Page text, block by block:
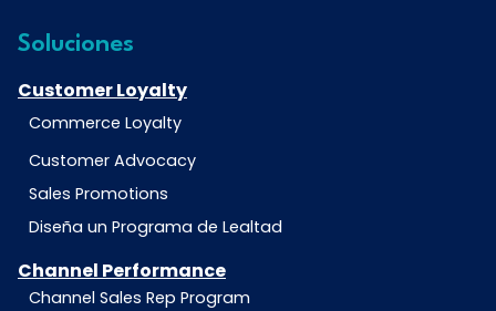
Soluciones
Customer Loyalty
Commerce Loyalty
Customer Advocacy
Sales Promotions
Diseña un Programa de Lealtad
Channel Performance
Channel Sales Rep Program